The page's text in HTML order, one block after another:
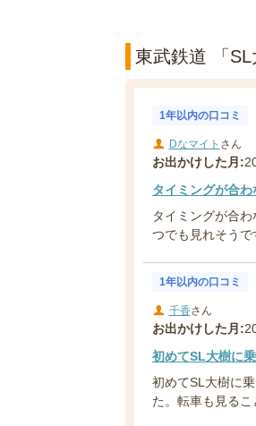
東武鉄道 「
1年以内の口コミ
Dなマイト さん
お出かけした月:
タイミングが合
タイミングが合
つでも見れそうで
1年以内の口コミ
千香さん
お出かけした月:
初めてSL大樹に
初めてSL大樹に
た。転車も見るこ